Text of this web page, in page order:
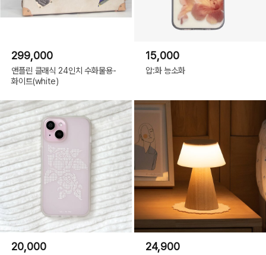
299,000
앤플린 클래식 24인치 수화물용-
화이트(white)
15,000
압:화 능소화
20,000 24,900